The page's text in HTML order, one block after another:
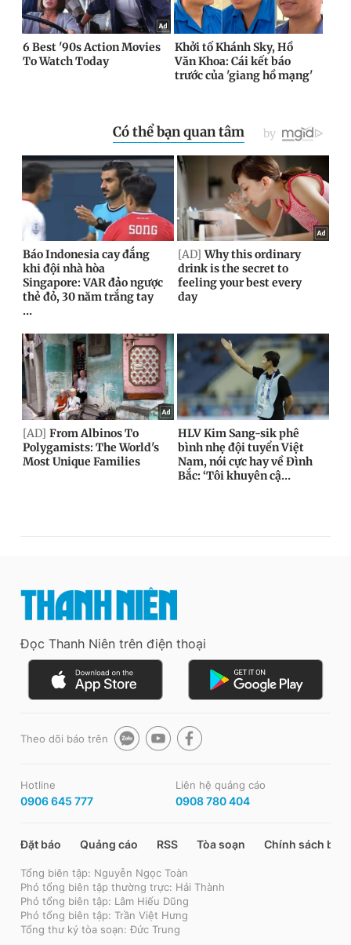
Đọc Thanh Niên trên điện thoại
Theo dõi báo trên
Hotline
0906 645 777
Liên hệ quảng cáo
0908 780 404
Đặt báo Quảng cáo RSS Tòa soạn Chính sách bảo
Tổng biên tập: Nguyễn Ngọc Toàn
Phó tổng biên tập thường trực: Hải Thành
Phó tổng biên tập: Lâm Hiếu Dũng
Phó tổng biên tập: Trần Việt Hưng
Tổng thư ký tòa soạn: Đức Trung